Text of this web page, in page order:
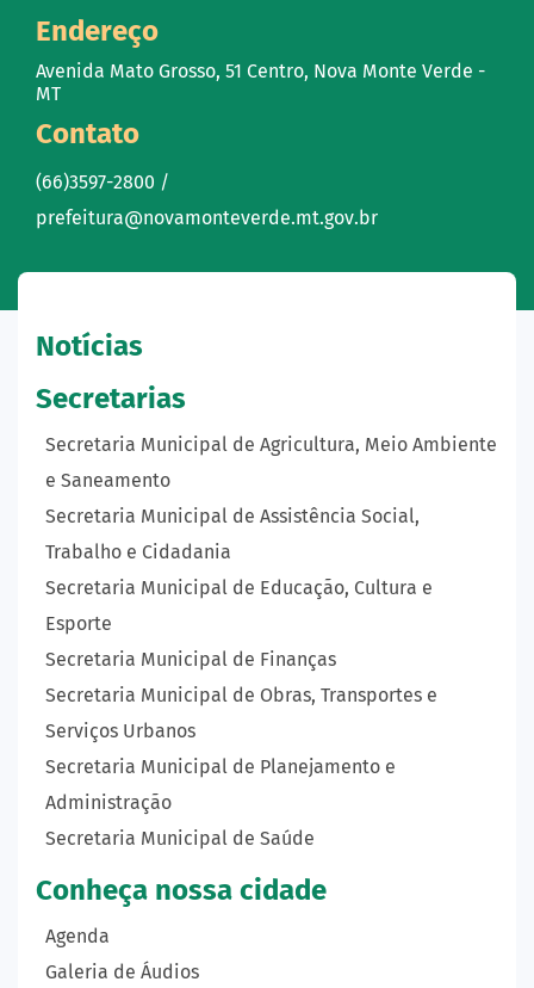
Endereço
Avenida Mato Grosso, 51 Centro, Nova Monte Verde -
MT
Contato
(66)3597-2800 /
prefeitura@novamonteverde.mt.gov.br
Notícias
Secretarias
Secretaria Municipal de Agricultura, Meio Ambiente
e Saneamento
Secretaria Municipal de Assistência Social,
Trabalho e Cidadania
Secretaria Municipal de Educação, Cultura e
Esporte
Secretaria Municipal de Finanças
Secretaria Municipal de Obras, Transportes e
Serviços Urbanos
Secretaria Municipal de Planejamento e
Administração
Secretaria Municipal de Saúde
Conheça nossa cidade
Agenda
Galeria de Áudios